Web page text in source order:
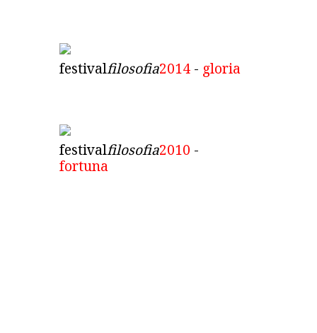
festivalfilosofia2014- gloria
festivalfilosofia2010 -
fortuna